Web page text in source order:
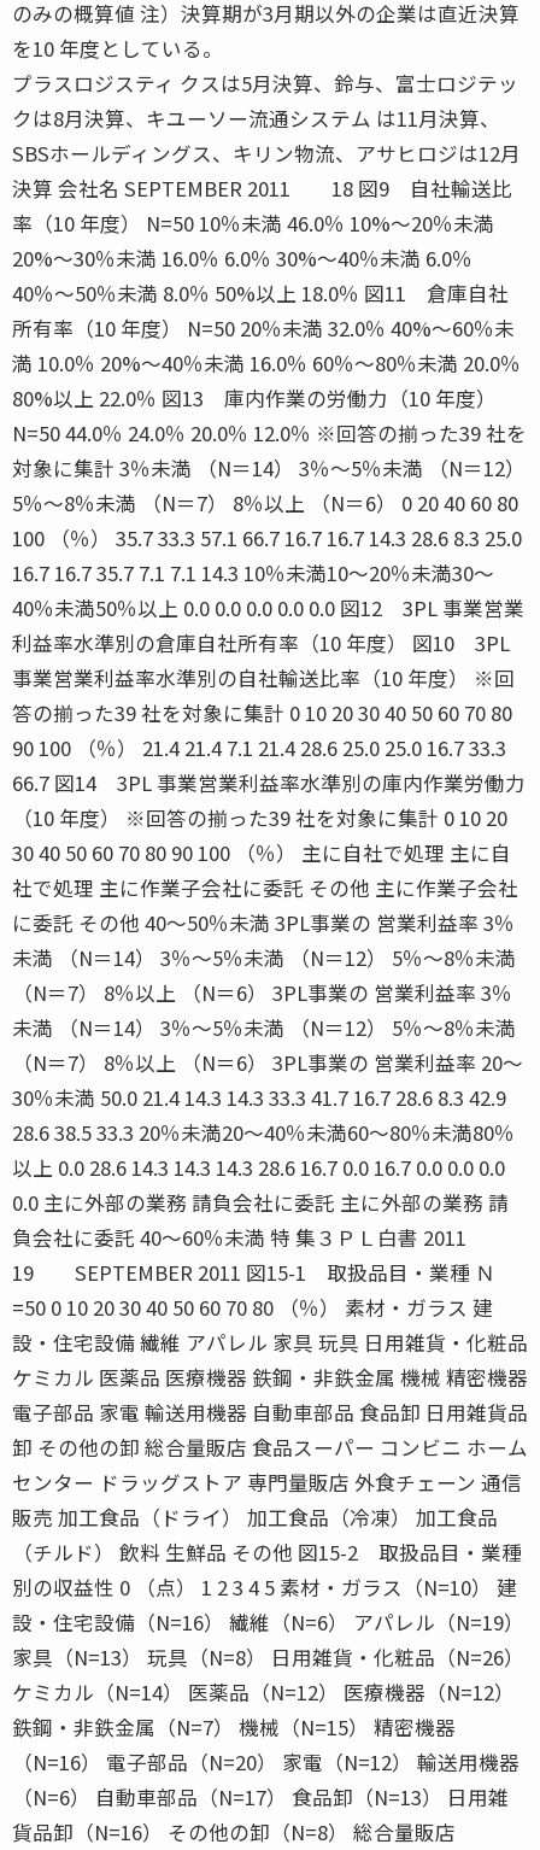
のみの概算値 注）決算期が3月期以外の企業は直近決算
を10 年度としている。
プラスロジスティ クスは5月決算、鈴与、富士ロジテッ
クは8月決算、キユーソー流通システム は11月決算、
SBSホールディングス、キリン物流、アサヒロジは12月
決算 会社名 SEPTEMBER 2011 18 図9 自社輸送比
率（10 年度） N=50 10％未満 46.0％ 10%〜20％未満
20%〜30％未満 16.0％ 6.0％ 30%〜40％未満 6.0％
40％〜50％未満 8.0％ 50%以上 18.0％ 図11 倉庫自社
所有率（10 年度） N=50 20％未満 32.0％ 40%〜60％未
満 10.0％ 20%〜40％未満 16.0％ 60％〜80％未満 20.0％
80%以上 22.0％ 図13 庫内作業の労働力（10 年度）
N=50 44.0％ 24.0％ 20.0％ 12.0％ ※回答の揃った39 社を
対象に集計 3％未満 （N＝14） 3％〜5％未満 （N＝12）
5％〜8％未満 （N＝7） 8％以上 （N＝6） 0 20 40 60 80
100 （％） 35.7 33.3 57.1 66.7 16.7 16.7 14.3 28.6 8.3 25.0
16.7 16.7 35.7 7.1 7.1 14.3 10％未満10〜20％未満30〜
40％未満50％以上 0.0 0.0 0.0 0.0 0.0 図12 3PL 事業営業
利益率水準別の倉庫自社所有率（10 年度） 図10 3PL
事業営業利益率水準別の自社輸送比率（10 年度） ※回
答の揃った39 社を対象に集計 0 10 20 30 40 50 60 70 80
90 100 （％） 21.4 21.4 7.1 21.4 28.6 25.0 25.0 16.7 33.3
66.7 図14 3PL 事業営業利益率水準別の庫内作業労働力
（10 年度） ※回答の揃った39 社を対象に集計 0 10 20
30 40 50 60 70 80 90 100 （％） 主に自社で処理 主に自
社で処理 主に作業子会社に委託 その他 主に作業子会社
に委託 その他 40〜50％未満 3PL事業の 営業利益率 3％
未満 （N＝14） 3％〜5％未満 （N＝12） 5％〜8％未満
（N＝7） 8％以上 （N＝6） 3PL事業の 営業利益率 3％
未満 （N＝14） 3％〜5％未満 （N＝12） 5％〜8％未満
（N＝7） 8％以上 （N＝6） 3PL事業の 営業利益率 20〜
30％未満 50.0 21.4 14.3 14.3 33.3 41.7 16.7 28.6 8.3 42.9
28.6 38.5 33.3 20％未満20〜40％未満60〜80％未満80％
以上 0.0 28.6 14.3 14.3 14.3 28.6 16.7 0.0 16.7 0.0 0.0 0.0
0.0 主に外部の業務 請負会社に委託 主に外部の業務 請
負会社に委託 40〜60％未満 特 集３ＰＬ白書 2011
19 SEPTEMBER 2011 図15-1 取扱品目・業種 Ｎ
=50 0 10 20 30 40 50 60 70 80 （％） 素材・ガラス 建
設・住宅設備 繊維 アパレル 家具 玩具 日用雑貨・化粧品
ケミカル 医薬品 医療機器 鉄鋼・非鉄金属 機械 精密機器
電子部品 家電 輸送用機器 自動車部品 食品卸 日用雑貨品
卸 その他の卸 総合量販店 食品スーパー コンビニ ホーム
センター ドラッグストア 専門量販店 外食チェーン 通信
販売 加工食品（ドライ） 加工食品（冷凍） 加工食品
（チルド） 飲料 生鮮品 その他 図15-2 取扱品目・業種
別の収益性 0 （点） 1 2 3 4 5 素材・ガラス（N=10） 建
設・住宅設備（N=16） 繊維（N=6） アパレル（N=19）
家具（N=13） 玩具（N=8） 日用雑貨・化粧品（N=26）
ケミカル（N=14） 医薬品（N=12） 医療機器（N=12）
鉄鋼・非鉄金属（N=7） 機械（N=15） 精密機器
（N=16） 電子部品（N=20） 家電（N=12） 輸送用機器
（N=6） 自動車部品（N=17） 食品卸（N=13） 日用雑
貨品卸（N=16） その他の卸（N=8） 総合量販店